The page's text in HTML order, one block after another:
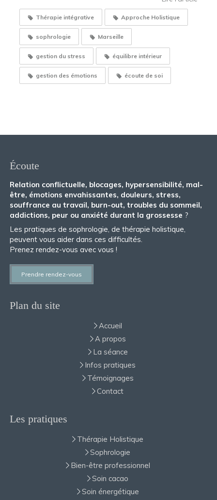
Thérapie intégrative Approche Holistique
sophrologie Marseille
gestion du stress équilibre intérieur
gestion des émotions écoute de soi
Écoute
Relation conflictuelle, blocages, hypersensibilité, mal-
être, émotions envahissantes, douleurs, stress,
souffrance au travail, burn-out, troubles du sommeil,
addictions, peur ou anxiété durant la grossesse ?
Les pratiques de sophrologie, de thérapie holistique,
peuvent vous aider dans ces difficultés.
Prenez rendez-vous avec vous !
Prendre rendez-vous
Plan du site
Accueil
A propos
La séance
Infos pratiques
Témoignages
Contact
Les pratiques
Thérapie Holistique
Sophrologie
Bien-être professionnel
Soin cacao
Soin énergétique